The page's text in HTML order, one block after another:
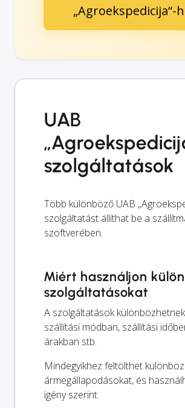
„Agroekspedicija“-
UAB
szolgáltatások
Több különböző UAB
szolgáltatást állíthat be a
szoftverében.
Miért használjon
szolgáltatásokat
A szolgáltatások
szállítási módban, szállítási
árakban stb.
Mindegyikhez feltölthet
ármegállapodásokat, és
igény szerint.